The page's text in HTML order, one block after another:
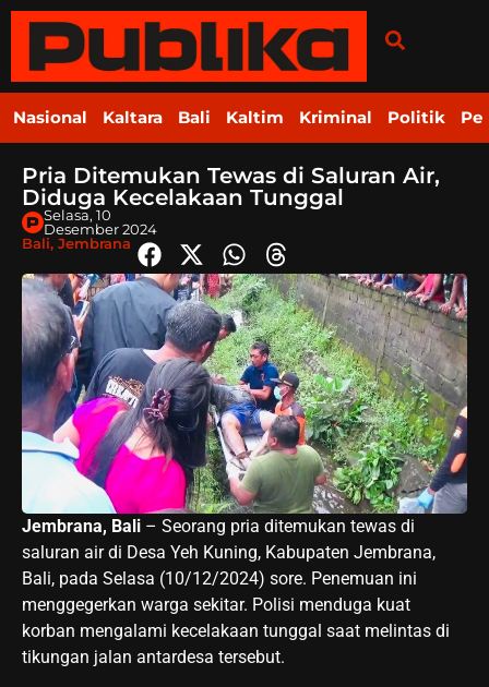
Nasional Kaltara Bali Kaltim Kriminal Politik
Pria Ditemukan Tewas di Saluran Air,
Diduga Kecelakaan Tunggal
Selasa, 10
Desember 2024
Bali, Jembrana
Jembrana, Bali – Seorang pria ditemukan tewas di
saluran air di Desa Yeh Kuning, Kabupaten Jembrana,
Bali, pada Selasa (10/12/2024) sore. Penemuan ini
menggegerkan warga sekitar. Polisi menduga kuat
korban mengalami kecelakaan tunggal saat melintas di
tikungan jalan antardesa tersebut.